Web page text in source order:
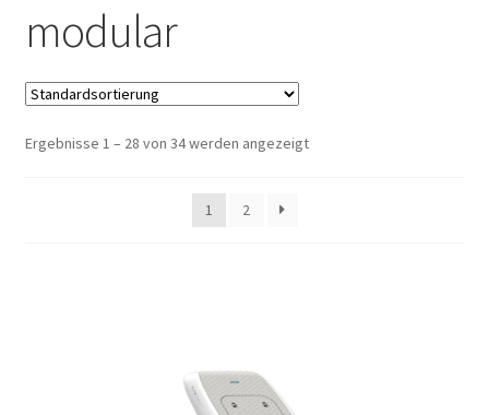
Vorsicht Internetbetrug
Über FunShop
Impressum
Zum Onlineshop in der Web Version
modular
Ergebnisse 1 – 28 von 34 werden angezeigt
1 2